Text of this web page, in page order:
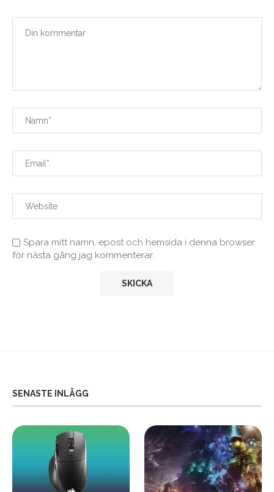
Spara mitt namn, epost och hemsida i denna browser
för nästa gång jag kommenterar.
SENASTE INLÄGG